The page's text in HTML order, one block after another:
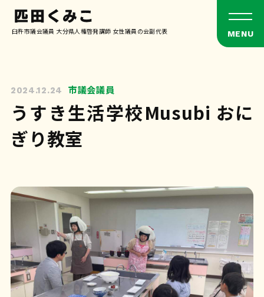
臼杵市議会議員 大分県人権啓発講師 女性議員の会副代表
2024.12.24 市議会議員
うすき生活学校Musubi おに
ぎり教室